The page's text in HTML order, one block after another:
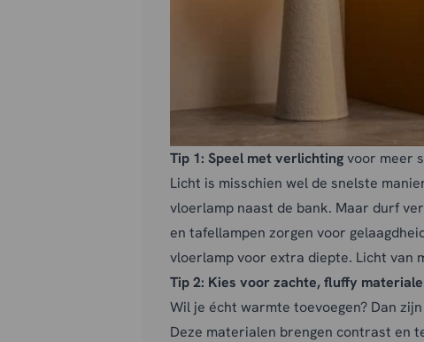
Tip 1: Speel met verlichtingvoor meer
Licht is misschien wel de snelste
vloerlamp naast de bank. Maar durf
en tafellampen zorgen voor
vloerlamp voor extra diepte. Licht van
Tip 2: Kies voor zachte, fluffy
Wil je écht warmte toevoegen? Dan zijn
Deze materialen brengen contrast en